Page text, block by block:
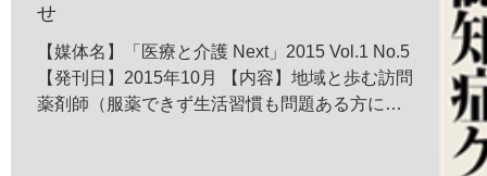
せ
【媒体名】「医療と介護 Next」2015 Vol.1 No.5
【発刊日】2015年10月 【内容】地域と歩む訪問
薬剤師（服薬できず生活習慣も問題ある方に寄